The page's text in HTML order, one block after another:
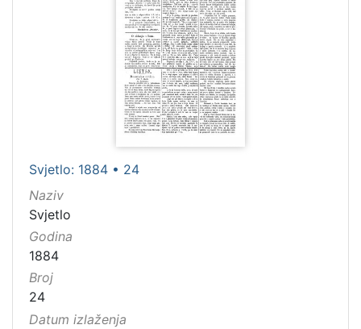
Svjetlo: 1884 • 24
Naziv
Svjetlo
Godina
1884
Broj
24
Datum izlaženja